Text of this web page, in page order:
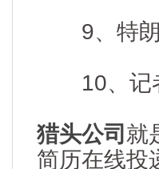
9、特朗
10、记者
猎头公司 就
简历在线投